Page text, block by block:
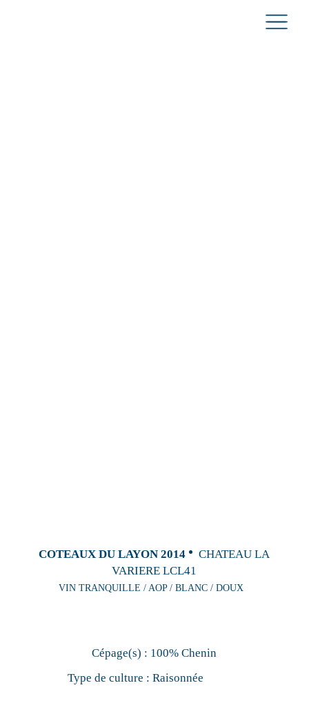
COTEAUX DU LAYON 2014
CHATEAU LA
VARIERE LCL41
VIN TRANQUILLE / AOP / BLANC / DOUX
Cépage(s) : 100% Chenin
Type de culture : Raisonnée